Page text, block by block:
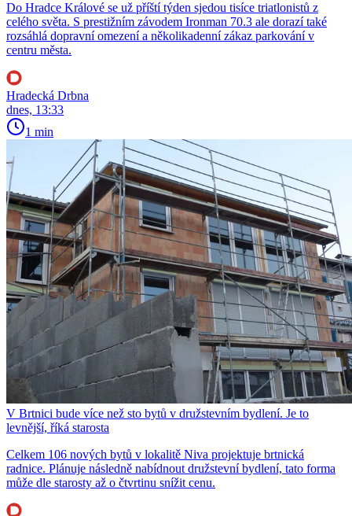
Do Hradce Králové se už příští týden sjedou tisíce triatlonistů z
celého světa. S prestižním závodem Ironman 70.3 ale dorazí také
rozsáhlá dopravní omezení a několikadenní zákaz parkování v
centru města.
Hradecká Drbna
dnes, 13:33
1 min
V Brtnici bude více než sto bytů v družstevním bydlení. Je to
levnější, říká starosta
Celkem 106 nových bytů v lokalitě Niva projektuje brtnická
radnice. Plánuje následně nabídnout družstevní bydlení, tato forma
může dle starosty až o čtvrtinu snížit cenu.